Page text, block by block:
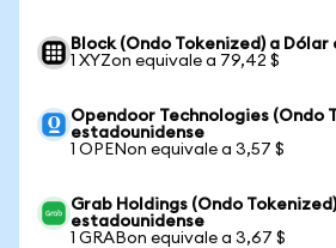
Block (Ondo Tokenized) a
1 XYZon equivale a 79,42 $
Opendoor Technologies (Ondo
estadounidense
1 OPENon equivale a 3,57 $
Grab Holdings (Ondo
estadounidense
1 GRABon equivale a 3,67 $